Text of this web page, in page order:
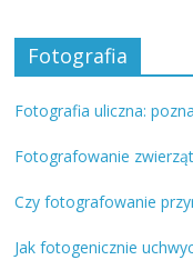
Fotografia
Fotografia uliczna:
Fotografowanie
Czy fotografowanie
Jak fotogenicznie